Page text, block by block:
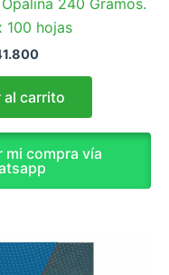
100 hojas
al carrito
mi compra vía